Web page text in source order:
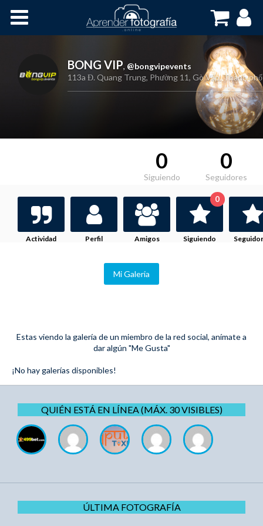
BONG VIP, @bongvipevents
113a Đ. Quang Trung, Phường 11, Gò Vấp, Thành
0
Siguiendo
0
Seguidores
Actividad Perfil Amigos Siguiendo
0
Mi Galeria
Estas viendo la galería de un miembro de la red social, anímate a
dar algún "Me Gusta"
¡No hay galerías disponibles!
QUIÉN ESTÁ EN LÍNEA (MÁX. 30 VISIBLES)
ÚLTIMA FOTOGRAFÍA